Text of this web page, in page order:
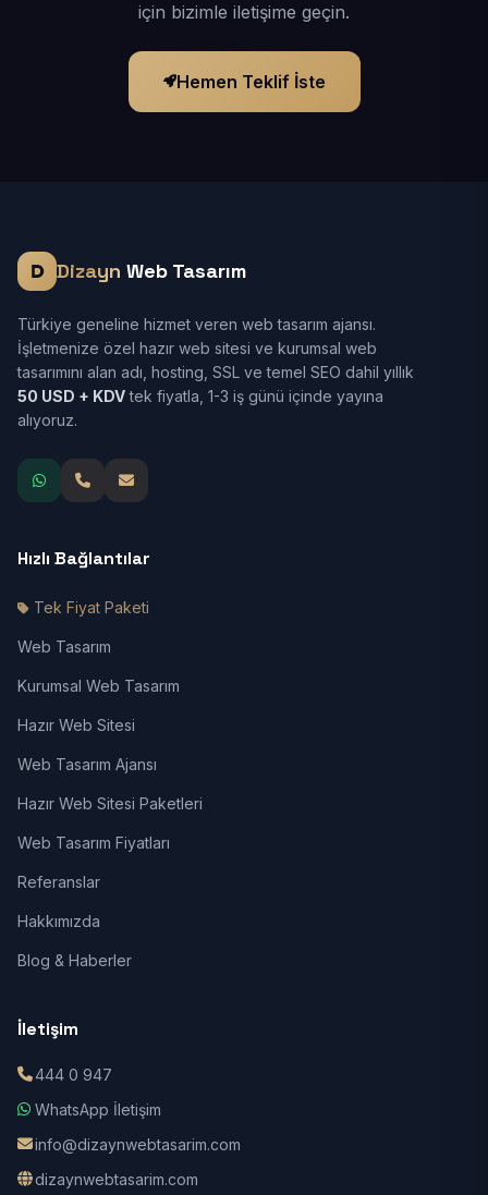
için bizimle iletişime geçin.
Hemen Teklif İste
Dizayn Web Tasarım
Türkiye geneline hizmet veren web tasarım ajansı.
İşletmenize özel hazır web sitesi ve kurumsal web
tasarımını alan adı, hosting, SSL ve temel SEO dahil yıllık
50 USD + KDVtek fiyatla, 1-3 iş günü içinde yayına
alıyoruz.
Hızlı Bağlantılar
Tek Fiyat Paketi
Web Tasarım
Kurumsal Web Tasarım
Hazır Web Sitesi
Web Tasarım Ajansı
Hazır Web Sitesi Paketleri
Web Tasarım Fiyatları
Referanslar
Hakkımızda
Blog & Haberler
İletişim
444 0 947
WhatsApp İletişim
info@dizaynwebtasarim.com
dizaynwebtasarim.com